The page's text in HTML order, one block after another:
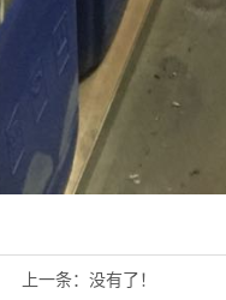
上一条：没有了！